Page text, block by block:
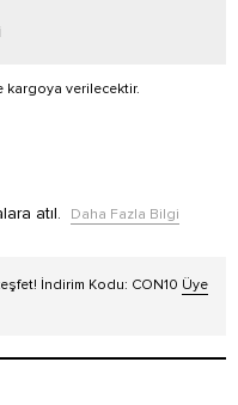
kargoya verilecektir.
atıl. Daha Fazla Bilgi
İndirim Kodu: CON10 Üye